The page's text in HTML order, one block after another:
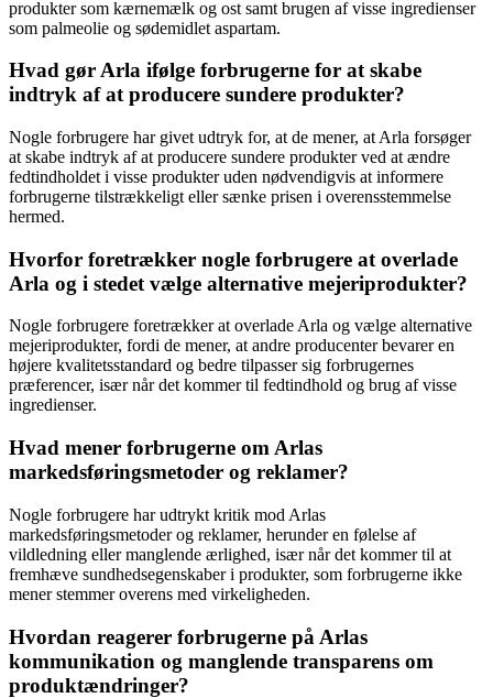
produkter som kærnemælk og ost samt brugen af visse ingredienser
som palmeolie og sødemidlet aspartam.
Hvad gør Arla ifølge forbrugerne for at skabe
indtryk af at producere sundere produkter?
Nogle forbrugere har givet udtryk for, at de mener, at Arla forsøger
at skabe indtryk af at producere sundere produkter ved at ændre
fedtindholdet i visse produkter uden nødvendigvis at informere
forbrugerne tilstrækkeligt eller sænke prisen i overensstemmelse
hermed.
Hvorfor foretrækker nogle forbrugere at overlade
Arla og i stedet vælge alternative mejeriprodukter?
Nogle forbrugere foretrækker at overlade Arla og vælge alternative
mejeriprodukter, fordi de mener, at andre producenter bevarer en
højere kvalitetsstandard og bedre tilpasser sig forbrugernes
præferencer, især når det kommer til fedtindhold og brug af visse
ingredienser.
Hvad mener forbrugerne om Arlas
markedsføringsmetoder og reklamer?
Nogle forbrugere har udtrykt kritik mod Arlas
markedsføringsmetoder og reklamer, herunder en følelse af
vildledning eller manglende ærlighed, især når det kommer til at
fremhæve sundhedsegenskaber i produkter, som forbrugerne ikke
mener stemmer overens med virkeligheden.
Hvordan reagerer forbrugerne på Arlas
kommunikation og manglende transparens om
produktændringer?